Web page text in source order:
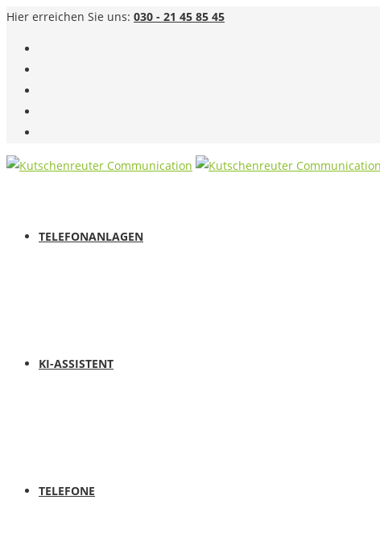
Hier erreichen Sie uns: 030 - 21 45 85 45
TELEFONANLAGEN
KI-ASSISTENT
TELEFONE